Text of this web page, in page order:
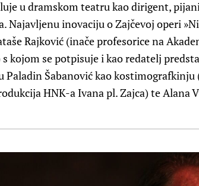
u dramskom teatru kao dirigent,
Najavljenu inovaciju o Zajčevoj operi
Rajković (inače profesorice na
kojom se potpisuje i kao redatelj
Paladin Šabanović kao kostimografkinju
HNK-a Ivana pl. Zajca) te Alana